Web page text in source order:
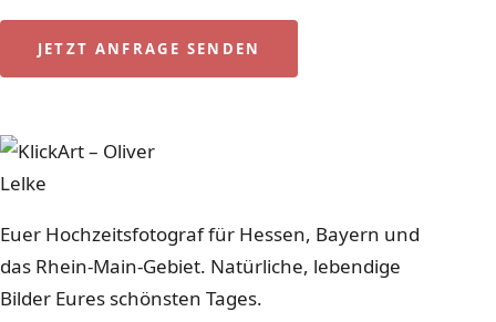
JETZT ANFRAGE SENDEN
Euer Hochzeitsfotograf für Hessen, Bayern und
das Rhein-Main-Gebiet. Natürliche, lebendige
Bilder Eures schönsten Tages.